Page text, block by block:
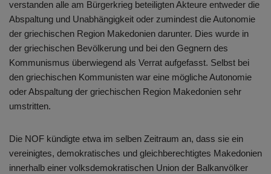
verstanden alle am Bürgerkrieg beteiligten Akteure entweder die
Abspaltung und Unabhängigkeit oder zumindest die Autonomie
der griechischen Region Makedonien darunter. Dies wurde in
der griechischen Bevölkerung und bei den Gegnern des
Kommunismus überwiegend als Verrat aufgefasst. Selbst bei
den griechischen Kommunisten war eine mögliche Autonomie
oder Abspaltung der griechischen Region Makedonien sehr
umstritten.
Die NOF kündigte etwa im selben Zeitraum an, dass sie ein
vereinigtes, demokratisches und gleichberechtigtes Makedonien
innerhalb einer volksdemokratischen Union der Balkanvölker